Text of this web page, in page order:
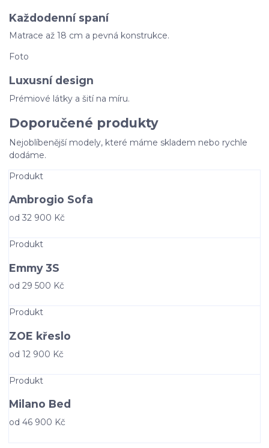
Každodenní spaní
Matrace až 18 cm a pevná konstrukce.
Foto
Luxusní design
Prémiové látky a šití na míru.
Doporučené produkty
Nejoblíbenější modely, které máme skladem nebo rychle
dodáme.
Produkt
Ambrogio Sofa
od 32 900 Kč
Produkt
Emmy 3S
od 29 500 Kč
Produkt
ZOE křeslo
od 12 900 Kč
Produkt
Milano Bed
od 46 900 Kč